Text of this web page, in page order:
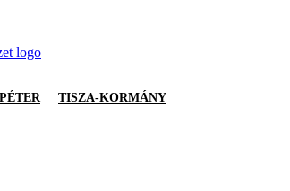
TISZA-KORMÁNY